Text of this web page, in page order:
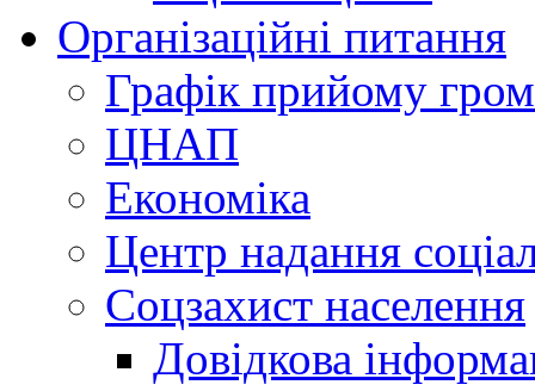
Організаційні питання
Графік прийому
ЦНАП
Економіка
Центр надання
Соцзахист населення
Довідкова